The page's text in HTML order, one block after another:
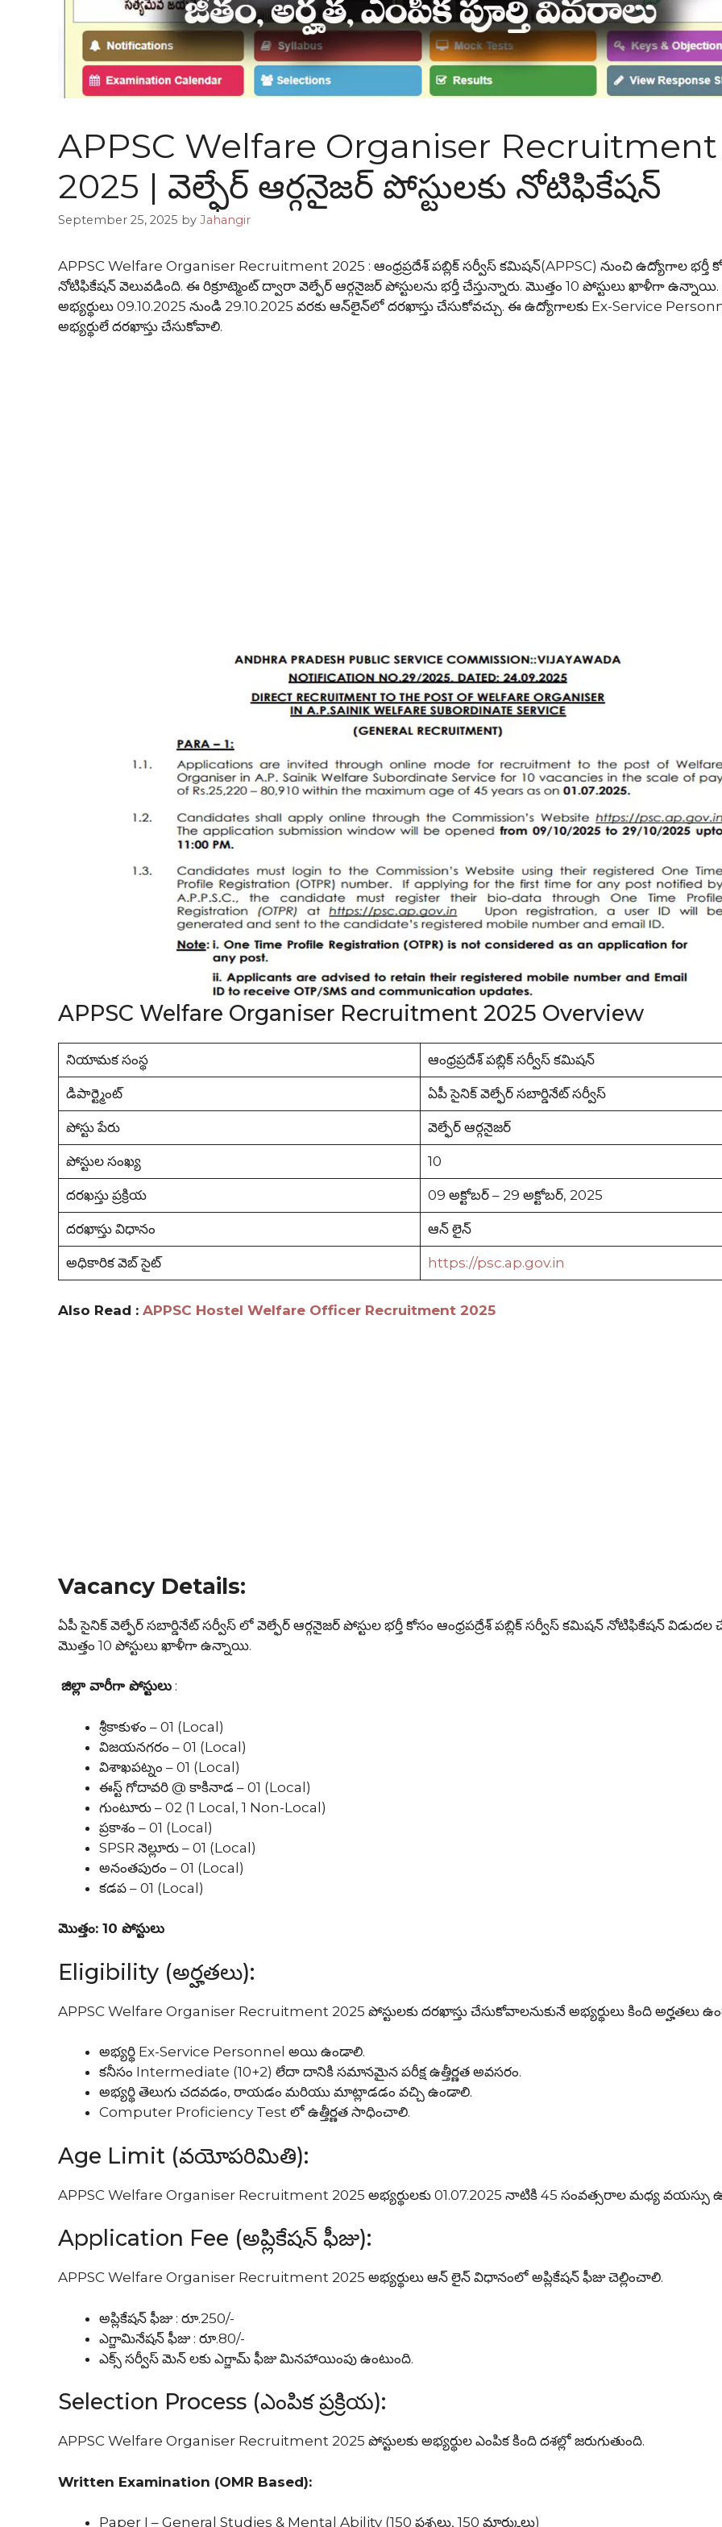
APPSC Welfare Organiser Recruitment
2025 | వెల్ఫేర్ ఆర్గనైజర్ పోస్టులకు నోటిఫికేషన్
September 25, 2025 by Jahangir
APPSC Welfare Organiser Recruitment 2025 : ఆంధ్రప్రదేశ్ పబ్లిక్ సర్వీస్ కమిషన్(APPSC) నుంచి ఉద్యోగాల భర్తీ
నోటిఫికేషన్ వెలువడింది. ఈ రిక్రూట్మెంట్ ద్వారా వెల్ఫేర్ ఆర్గనైజర్ పోస్టులను భర్తీ చేస్తున్నారు. మొత్తం 10 పోస్టులు ఖాళీగా ఉన్నాయి.
అభ్యర్థులు 09.10.2025 నుండి 29.10.2025 వరకు ఆన్‌లైన్‌లో దరఖాస్తు చేసుకోవచ్చు. ఈ ఉద్యోగాలకు Ex-Service
అభ్యర్థులే దరఖాస్తు చేసుకోవాలి.
APPSC Welfare Organiser Recruitment 2025 Overview
నియామక సంస్థ ఆంధ్రప్రదేశ్ పబ్లిక్ సర్వీస్ కమిషన్
డిపార్ట్మెంట్ ఏపీ సైనిక్ వెల్ఫేర్ సబార్డినేట్ సర్వీస్
పోస్టు పేరు వెల్ఫేర్ ఆర్గనైజర్
పోస్టుల సంఖ్య 10
దరఖస్తు ప్రక్రియ 09 అక్టోబర్ – 29 అక్టోబర్, 2025
దరఖాస్తు విధానం ఆన్ లైన్
అధికారిక వెబ్ సైట్ https://psc.ap.gov.in
Also Read : APPSC Hostel Welfare Officer Recruitment 2025
Vacancy Details:
ఏపీ సైనిక్ వెల్ఫేర్ సబార్డినేట్ సర్వీస్ లో వెల్ఫేర్ ఆర్గనైజర్ పోస్టుల భర్తీ కోసం ఆంధ్రపద్రేశ్ పబ్లిక్ సర్వీస్ కమిషన్ నోటిఫికేషన్ విడుదల
మొత్తం 10 పోస్టులు ఖాళీగా ఉన్నాయి.
జిల్లా వారీగా పోస్టులు :
శ్రీకాకుళం – 01 (Local)
విజయనగరం – 01 (Local)
విశాఖపట్నం – 01 (Local)
ఈస్ట్ గోదావరి @ కాకినాడ – 01 (Local)
గుంటూరు – 02 (1 Local, 1 Non-Local)
ప్రకాశం – 01 (Local)
SPSR నెల్లూరు – 01 (Local)
అనంతపురం – 01 (Local)
కడప – 01 (Local)
మొత్తం: 10 పోస్టులు
Eligibility (అర్హతలు):
APPSC Welfare Organiser Recruitment 2025 పోస్టులకు దరఖాస్తు చేసుకోవాలనుకునే అభ్యర్థులు కింది అర్హతలు
అభ్యర్థి Ex-Service Personnel అయి ఉండాలి.
కనీసం Intermediate (10+2) లేదా దానికి సమానమైన పరీక్ష ఉత్తీర్ణత అవసరం.
అభ్యర్థి తెలుగు చదవడం, రాయడం మరియు మాట్లాడడం వచ్చి ఉండాలి.
Computer Proficiency Test లో ఉత్తీర్ణత సాధించాలి.
Age Limit (వయోపరిమితి):
APPSC Welfare Organiser Recruitment 2025 అభ్యర్థులకు 01.07.2025 నాటికి 45 సంవత్సరాల మధ్య వయస్సు
Application Fee (అప్లికేషన్ ఫీజు):
APPSC Welfare Organiser Recruitment 2025 అభ్యర్థులు ఆన్ లైన్ విధానంలో అప్లికేషన్ ఫీజు చెల్లించాలి.
అప్లికేషన్ ఫీజు : రూ.250/-
ఎగ్జామినేషన్ ఫీజు : రూ.80/-
ఎక్స్ సర్వీస్ మెన్ లకు ఎగ్జామ్ ఫీజు మినహాయింపు ఉంటుంది.
Selection Process (ఎంపిక ప్రక్రియ):
APPSC Welfare Organiser Recruitment 2025 పోస్టులకు అభ్యర్థుల ఎంపిక కింది దశల్లో జరుగుతుంది.
Written Examination (OMR Based):
Paper I – General Studies & Mental Ability (150 ప్రశ్నలు, 150 మార్కులు)